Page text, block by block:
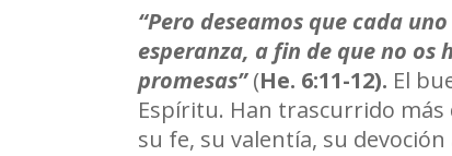
“Pero deseamos que cada
esperanza, a fin de que no
promesas”(He. 6:11-12). El
Espíritu. Han trascurrido más
su fe, su valentía, su